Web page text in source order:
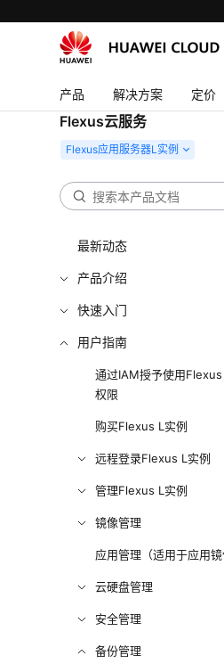
产品 解决方案 定价
Flexus云服务
最新动态
产品介绍
快速入门
用户指南
通过IAM授予使用Flexus
权限
购买Flexus L实例
远程登录Flexus L实例
管理Flexus L实例
镜像管理
应用管理（适用于应用镜
云硬盘管理
安全管理
备份管理